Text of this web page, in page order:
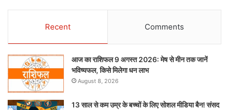
Recent Comments
आज का राशिफल 9 अगस्त 2026: मेष से मीन तक जानें
भविष्यफल, किसे मिलेगा धन लाभ
August 8, 2026
13 साल से कम उम्र के बच्चों के लिए सोशल मीडिया बैन! संसद